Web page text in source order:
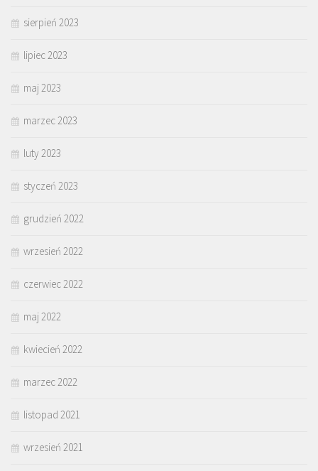
sierpień 2023
lipiec 2023
maj 2023
marzec 2023
luty 2023
styczeń 2023
grudzień 2022
wrzesień 2022
czerwiec 2022
maj 2022
kwiecień 2022
marzec 2022
listopad 2021
wrzesień 2021